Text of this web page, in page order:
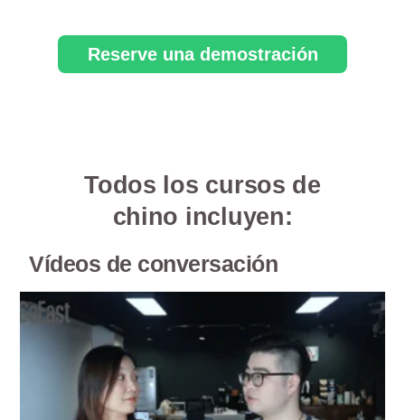
Reserve una demostración
Todos los cursos de
chino incluyen:
Vídeos de conversación